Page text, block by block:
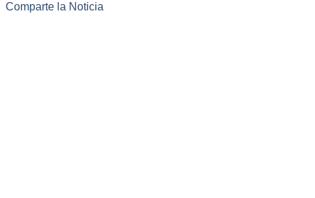
Comparte la Noticia